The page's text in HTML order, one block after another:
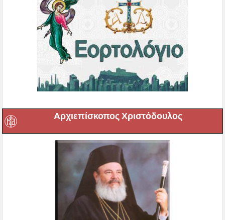
Αρχιεπίσκοπος Χριστόδουλος